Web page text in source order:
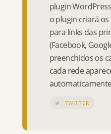
plugin
o plugin criará
para links das
(Facebook,
preenchidos os
cada rede
TWITTER